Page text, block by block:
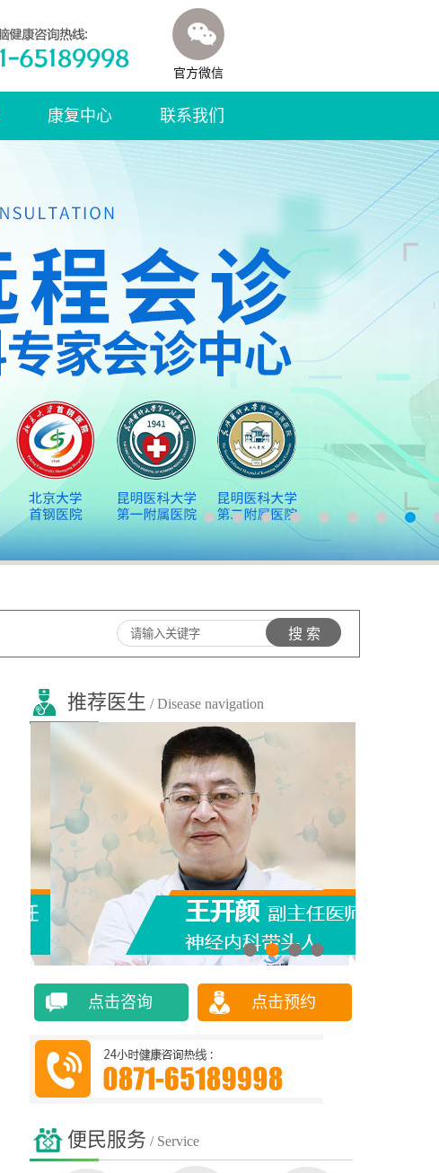
官方微信
康复中心 联系我们
推荐医生 / Disease navigation
点击咨询 点击预约
便民服务 / Service